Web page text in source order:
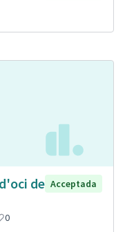
de Acceptada
0